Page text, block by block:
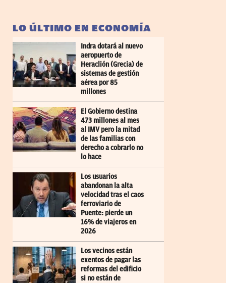
LO ÚLTIMO EN ECONOMÍA
Indra dotará al nuevo
aeropuerto de
Heraclión (Grecia) de
sistemas de gestión
aérea por 85
millones
El Gobierno destina
473 millones al mes
al IMV pero la mitad
de las familias con
derecho a cobrarlo no
lo hace
Los usuarios
abandonan la alta
velocidad tras el caos
ferroviario de
Puente: pierde un
16% de viajeros en
2026
Los vecinos están
exentos de pagar las
reformas del edificio
si no están de